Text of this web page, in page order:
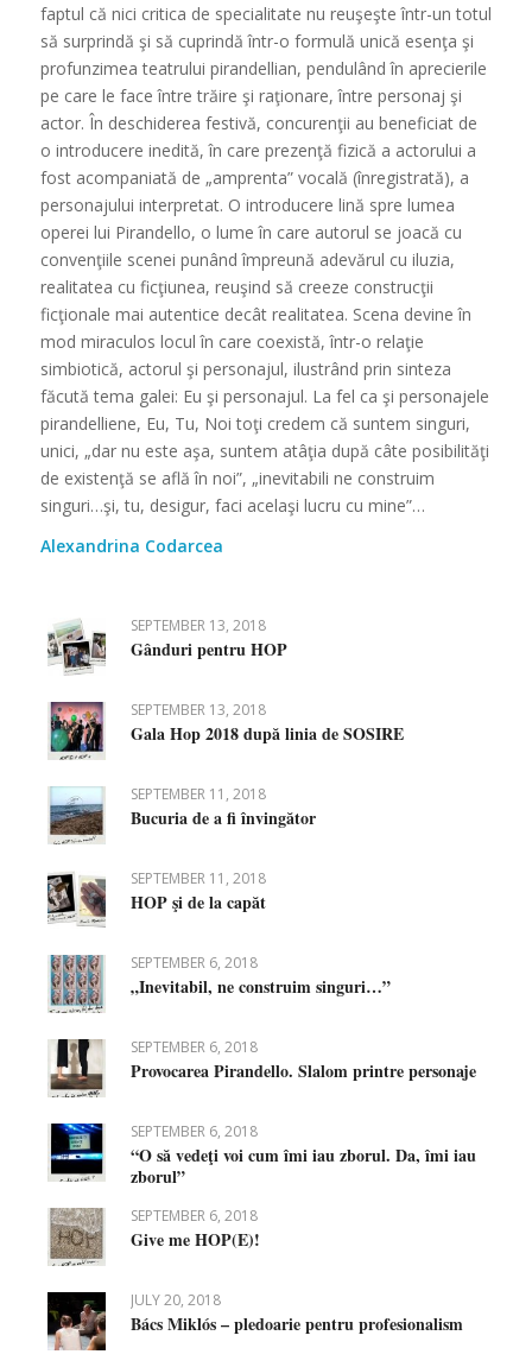
faptul că nici critica de specialitate nu reuşeşte într-un totul
să surprindă şi să cuprindă într-o formulă unică esenţa şi
profunzimea teatrului pirandellian, pendulând în aprecierile
pe care le face între trăire şi raţionare, între personaj şi
actor. În deschiderea festivă, concurenţii au beneficiat de
o introducere inedită, în care prezenţă fizică a actorului a
fost acompaniată de „amprenta” vocală (înregistrată), a
personajului interpretat. O introducere lină spre lumea
operei lui Pirandello, o lume în care autorul se joacă cu
convenţiile scenei punând împreună adevărul cu iluzia,
realitatea cu ficţiunea, reuşind să creeze construcţii
ficţionale mai autentice decât realitatea. Scena devine în
mod miraculos locul în care coexistă, într-o relaţie
simbiotică, actorul şi personajul, ilustrând prin sinteza
făcută tema galei: Eu şi personajul. La fel ca şi personajele
pirandelliene, Eu, Tu, Noi toţi credem că suntem singuri,
unici, „dar nu este aşa, suntem atâţia după câte posibilităţi
de existenţă se află în noi”, „inevitabili ne construim
singuri…şi, tu, desigur, faci acelaşi lucru cu mine”…
Alexandrina Codarcea
SEPTEMBER 13, 2018
Gânduri pentru HOP
SEPTEMBER 13, 2018
Gala Hop 2018 după linia de SOSIRE
SEPTEMBER 11, 2018
Bucuria de a fi învingător
SEPTEMBER 11, 2018
HOP şi de la capăt
SEPTEMBER 6, 2018
„Inevitabil, ne construim singuri…”
SEPTEMBER 6, 2018
Provocarea Pirandello. Slalom printre personaje
SEPTEMBER 6, 2018
“O să vedeţi voi cum îmi iau zborul. Da, îmi iau
zborul”
SEPTEMBER 6, 2018
Give me HOP(E)!
JULY 20, 2018
Bács Miklós – pledoarie pentru profesionalism